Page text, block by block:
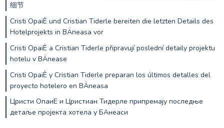
细节
Cristi OpaiÈ und Cristian Tiderle bereiten die letzten Details des
Hotelprojekts in BÄneasa vor
Cristi OpaiÈ a Cristian Tiderle připravují poslední detaily projektu
hotelu v BÄnease
Cristi OpaiÈ y Cristian Tiderle preparan los últimos detalles del
proyecto hotelero en BÄneasa
Цристи ОпаиЕ и Цристиан Тидерле припремају последње
детаље пројекта хотела у БАнеаси